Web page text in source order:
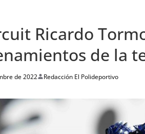
Ricardo
de la
de 2022 Redacción El Polideportivo